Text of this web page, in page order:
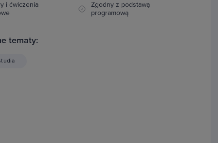
i ćwiczenia
Zgodny z podstawą
programową
tematy: